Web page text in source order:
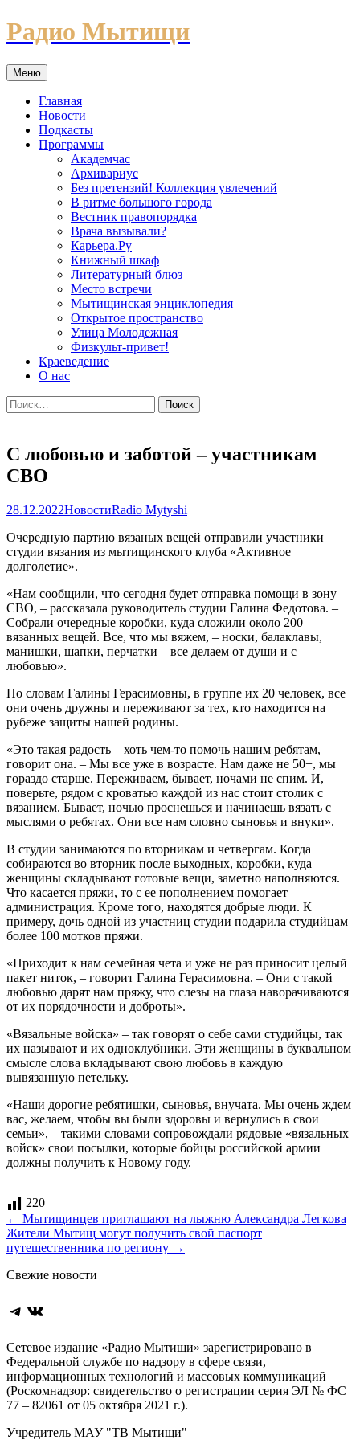
Перейти
к
Радио Мытищи
Меню
Главная
Новости
Подкасты
Программы
Академчас
Архивариус
Без претензий! Коллекция увлечений
В ритме большого города
Вестник правопорядка
Врача вызывали?
Карьера.Ру
Книжный шкаф
Литературный блюз
Место встречи
Мытищинская энциклопедия
Открытое пространство
Улица Молодежная
Физкульт-привет!
Краеведение
О нас
Найти:
С любовью и заботой – участникам
СВО
28.12.2022НовостиRadio Mytyshi
Очередную партию вязаных вещей отправили участники
студии вязания из мытищинского клуба «Активное
долголетие».
«Нам сообщили, что сегодня будет отправка помощи в зону
СВО, – рассказала руководитель студии Галина Федотова. –
Собрали очередные коробки, куда сложили около 200
вязанных вещей. Все, что мы вяжем, – носки, балаклавы,
манишки, шапки, перчатки – все делаем от души и с
любовью».
По словам Галины Герасимовны, в группе их 20 человек, все
они очень дружны и переживают за тех, кто находится на
рубеже защиты нашей родины.
«Это такая радость – хоть чем-то помочь нашим ребятам, –
говорит она. – Мы все уже в возрасте. Нам даже не 50+, мы
гораздо старше. Переживаем, бывает, ночами не спим. И,
поверьте, рядом с кроватью каждой из нас стоит столик с
вязанием. Бывает, ночью проснешься и начинаешь вязать с
мыслями о ребятах. Они все нам словно сыновья и внуки».
В студии занимаются по вторникам и четвергам. Когда
собираются во вторник после выходных, коробки, куда
женщины складывают готовые вещи, заметно наполняются.
Что касается пряжи, то с ее пополнением помогает
администрация. Кроме того, находятся добрые люди. К
примеру, дочь одной из участниц студии подарила студийцам
более 100 мотков пряжи.
«Приходит к нам семейная чета и уже не раз приносит целый
пакет ниток, – говорит Галина Герасимовна. – Они с такой
любовью дарят нам пряжу, что слезы на глаза наворачиваются
от их порядочности и доброты».
«Вязальные войска» – так говорят о себе сами студийцы, так
их называют и их одноклубники. Эти женщины в буквальном
смысле слова вкладывают свою любовь в каждую
вывязанную петельку.
«Наши дорогие ребятишки, сыновья, внучата. Мы очень ждем
вас, желаем, чтобы вы были здоровы и вернулись в свои
семьи», – такими словами сопровождали рядовые «вязальных
войск» свои посылки, которые бойцы российской армии
должны получить к Новому году.
220
Навигация
по
← Мытищинцев приглашают на лыжню Александра Легкова
Жители Мытищ могут получить свой паспорт
путешественника по региону →
Свежие новости
Telegram
ВКонтакте
Сетевое издание «Радио Мытищи» зарегистрировано в
Федеральной службе по надзору в сфере связи,
информационных технологий и массовых коммуникаций
(Роскомнадзор: свидетельство о регистрации серия ЭЛ № ФС
77 – 82061 от 05 октября 2021 г.).
Учредитель МАУ "ТВ Мытищи"